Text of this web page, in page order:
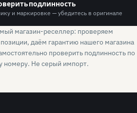
подлинность
и маркировке — убедитесь в оригинале
магазин-реселлер: проверяем
даём гарантию нашего магазина
проверить подлинность по
номеру. Не серый импорт.